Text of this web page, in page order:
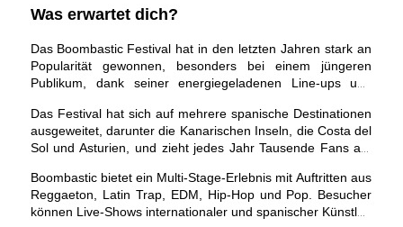
Was erwartet dich?
Das Boombastic Festival hat in den letzten Jahren stark an
Popularität gewonnen, besonders bei einem jüngeren
Publikum, dank seiner energiegeladenen Line-ups und
Das Festival hat sich auf mehrere spanische Destinationen
ausgeweitet, darunterdie Kanarischen Inseln, die Costa del
Sol und Asturien , und zieht jedes Jahr Tausende Fans an.
Veranstaltung 2026 mit dem Titel„The Last Dance“wird ein
symbolischer Abschied sein, bevor sich das Festival
international weiterentwickelt.
Boombastic bietet ein Multi-Stage-Erlebnis mit Auftritten aus
Reggaeton, Latin Trap, EDM, Hip-Hop und Pop. Besucher
können Live-Shows internationaler und spanischer Künstler,